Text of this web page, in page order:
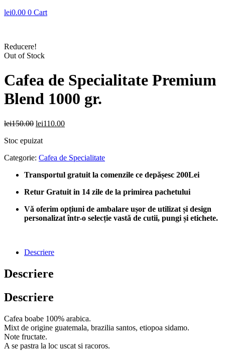
lei0.00 0 Cart
Reducere!
Out of Stock
Cafea de Specialitate Premium
Blend 1000 gr.
lei150.00 Prețul
a
lei150.00.
lei110.00Prețul
Stoc epuizat
Categorie: Cafea de Specialitate
Transportul gratuit la comenzile ce depășesc 200Lei
Retur Gratuit in 14 zile de la primirea pachetului
Vă oferim opțiuni de ambalare ușor de utilizat și design
personalizat într-o selecție vastă de cutii, pungi și etichete.
Descriere
Descriere
Descriere
Cafea boabe 100% arabica.
Mixt de origine guatemala, brazilia santos, etiopoa sidamo.
Note fructate.
A se pastra la loc uscat si racoros.